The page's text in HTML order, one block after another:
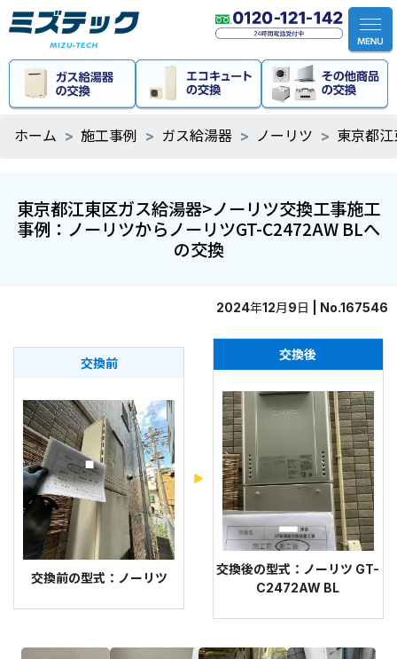
ホーム 施工事例 ガス給湯器 ノーリツ 東京都
東京都江東区ガス給湯器>ノーリツ交換工事施工
事例：ノーリツからノーリツGT-C2472AW BLへ
の交換
2024年12月9日 | No.167546
交換前
交換前の型式：ノーリツ
交換後
交換後の型式：ノーリツ GT-
C2472AW BL